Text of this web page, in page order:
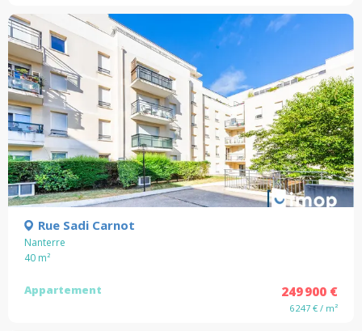
Rue Sadi Carnot
Nanterre
40 m²
Appartement 249 900 €
6 247 € / m²